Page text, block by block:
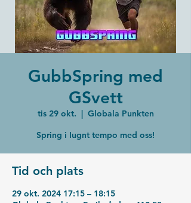
GubbSpring med
GSvett
tis 29 okt.
  |
Globala Punkten
Spring i Iugnt tempo med oss!
Tid och plats
29 okt. 2024 17:15 – 18:15